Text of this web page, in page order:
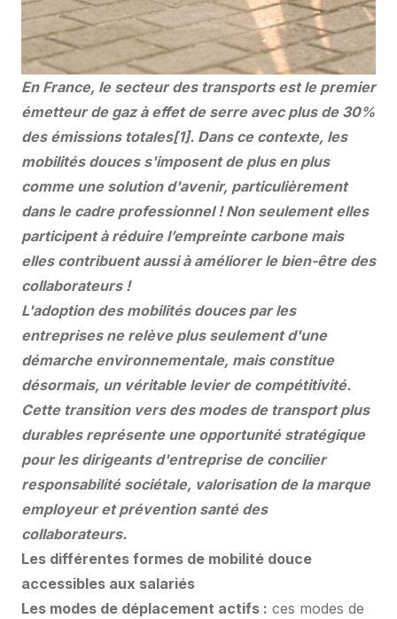
En France, le secteur des transports est le premier
émetteur de gaz à effet de serre avec plus de 30%
des émissions totales[1]. Dans ce contexte, les
mobilités douces s'imposent de plus en plus
comme une solution d'avenir, particulièrement
dans le cadre professionnel ! Non seulement elles
participent à réduire l’empreinte carbone mais
elles contribuent aussi à améliorer le bien-être des
collaborateurs !
L'adoption des mobilités douces par les
entreprises ne relève plus seulement d'une
démarche environnementale, mais constitue
désormais, un véritable levier de compétitivité.
Cette transition vers des modes de transport plus
durables représente une opportunité stratégique
pour les dirigeants d'entreprise de concilier
responsabilité sociétale, valorisation de la marque
employeur et prévention santé des
collaborateurs.
Les différentes formes de mobilité douce
accessibles aux salariés
Les modes de déplacement actifs : ces modes de